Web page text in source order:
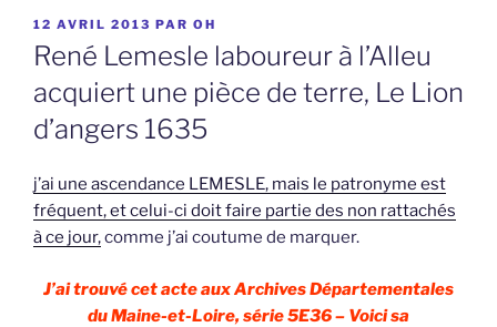
PUBLIÉ
LE
12 AVRIL 2013 PAR OH
René Lemesle laboureur à l’Alleu
acquiert une pièce de terre, Le Lion
d’angers 1635
j’ai une ascendance LEMESLE, mais le patronyme est
fréquent, et celui-ci doit faire partie des non rattachés
à ce jour,comme j’ai coutume de marquer.
J’ai trouvé cet acte aux Archives Départementales
du Maine-et-Loire, série 5E36 – Voici sa